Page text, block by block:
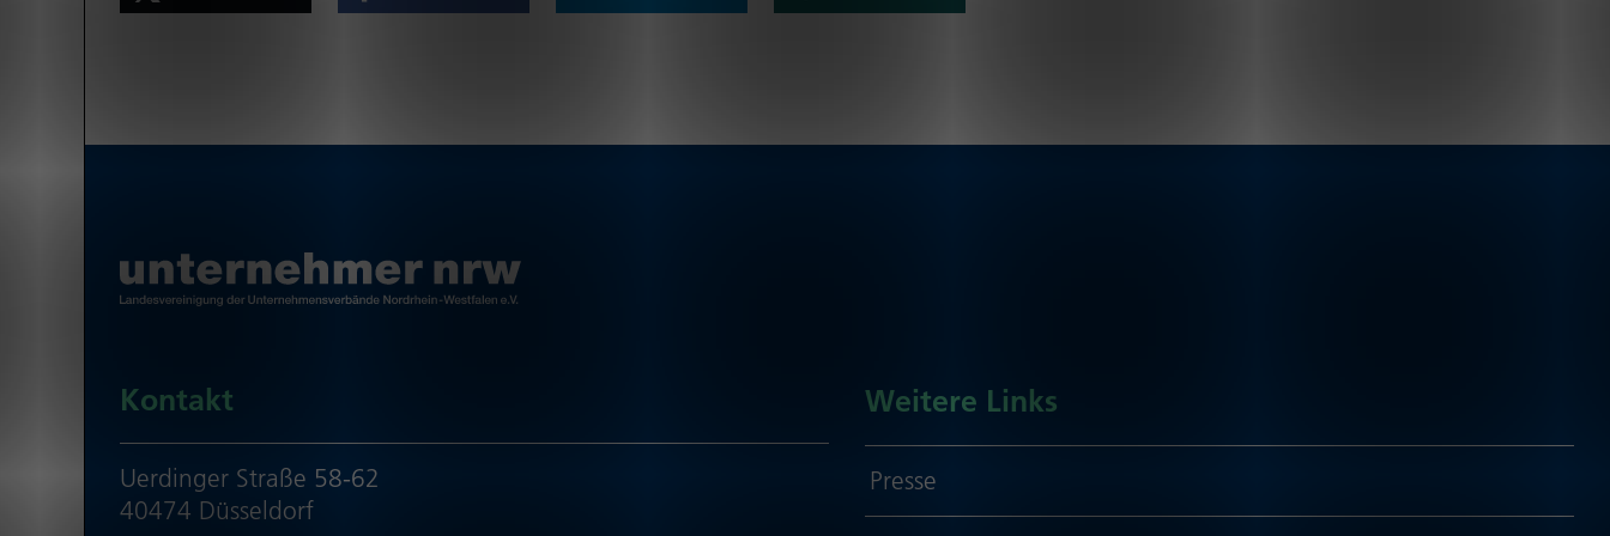
Kontakt
Uerdinger Straße 58-62
40474 Düsseldorf
Weitere Links
Presse